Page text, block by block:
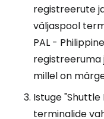
registreerute
väljaspool
PAL -
registreeruma
millel on
Istuge "Shuttle
terminalide